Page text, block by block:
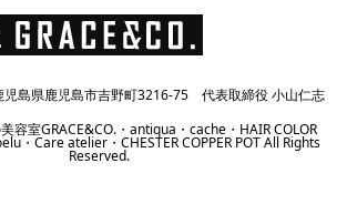
島県鹿児島市吉野町3216-75 代表取締役 小山仁志
容室GRACE&CO.・antiqua・cache・HAIR COLOR
・Care atelier・CHESTER COPPER POT All Rights
Reserved.